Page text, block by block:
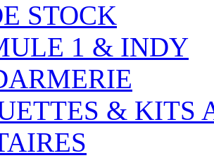
STOCK
1 & INDY
& KITS